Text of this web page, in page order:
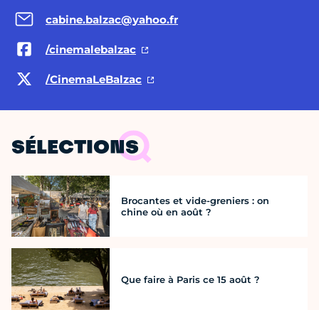
cabine.balzac@yahoo.fr
/cinemalebalzac
/CinemaLeBalzac
SÉLECTIONS
Brocantes et vide-greniers : on
chine où en août ?
Que faire à Paris ce 15 août ?